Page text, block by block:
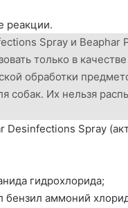
реакции.
Spray и Beaphar
только в качестве
обработки
собак. Их нельзя
Desinfections Spray
гидрохлорида;
бензил аммоний